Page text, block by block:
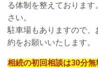
る体制を整えておりま
さい。
駐車場もありますので
約をお願いいたします。
相続の初回相談は30分無